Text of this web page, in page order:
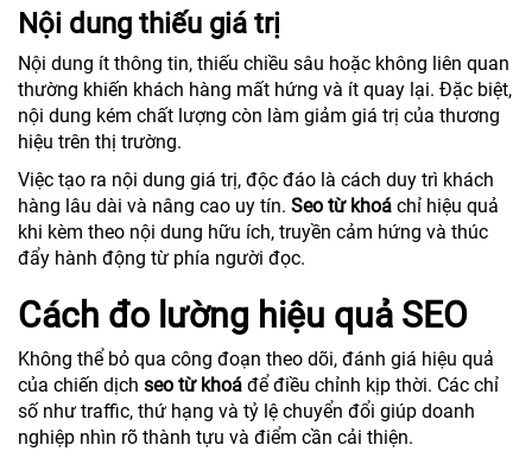
Nội dung thiếu giá trị
Nội dung ít thông tin, thiếu chiều sâu hoặc không liên quan
thường khiến khách hàng mất hứng và ít quay lại. Đặc biệt,
nội dung kém chất lượng còn làm giảm giá trị của thương
hiệu trên thị trường.
Việc tạo ra nội dung giá trị, độc đáo là cách duy trì khách
hàng lâu dài và nâng cao uy tín. Seo từ khoá chỉ hiệu quả
khi kèm theo nội dung hữu ích, truyền cảm hứng và thúc
đẩy hành động từ phía người đọc.
Cách đo lường hiệu quả SEO
Không thể bỏ qua công đoạn theo dõi, đánh giá hiệu quả
của chiến dịch seo từ khoá để điều chỉnh kịp thời. Các chỉ
số như traffic, thứ hạng và tỷ lệ chuyển đổi giúp doanh
nghiệp nhìn rõ thành tựu và điểm cần cải thiện.